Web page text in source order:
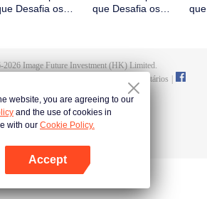
Abra o programa
Desafia os
que Desafia os
2026Image Future Investment (HK) Limited.
Comentários
website, you are agreeing to our
and the use of cookies in
with our Cookie Policy.
Accept